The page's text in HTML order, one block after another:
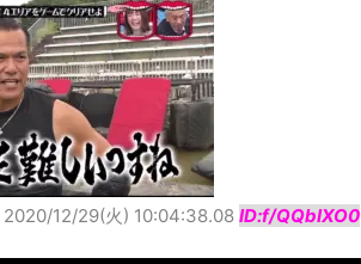
2020/12/29(火) 10:04:38.08 ID:f/QQbIXO0